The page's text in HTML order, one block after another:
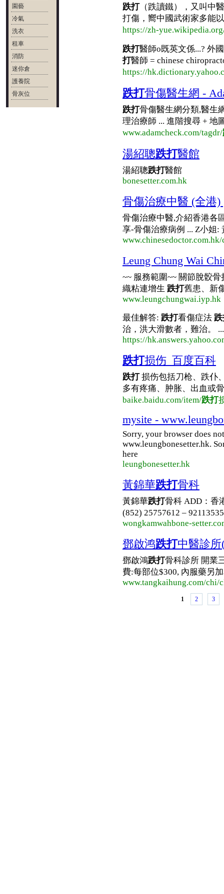
園藝
冷氣
洗衣
租車
消防
迷你倉
護養院
骨灰位
跌打（跌讀鐵），又叫中
打傷，嚮中國武術家多能以
https://zh-
跌打醫師o既英文係...? 外
打醫師 = chinese
https://
跌打骨傷醫生網 -
跌打骨傷醫生網分類,醫生
理治療師 ... 進階搜尋 + 地
www.adamcheck.com/tagdr/
湯紹聰跌打醫館
湯紹聰跌打醫館
bonesetter.com.hk
骨傷治療中醫 (全港)
骨傷治療中醫,介紹香港各
享-骨傷治療病例 ... Z小姐:
Leung Chung Wai
~~ 服務範圍~~ 關節脫骹
織粘連增生 跌打舊患、新
www.leungchungwai.iyp.hk
最佳解答: 跌打看傷症法
治，洪大滑數者，難治。 ...
https://
跌打损伤_百度百科
跌打损伤包括刀枪、跌仆
多有疼痛、肿胀、出血或
baike.baidu.com/item/跌打
mysite -
Sorry, your browser does
www.leungbonesetter.hk.
here
leungbonesetter.hk
黃錦華跌打骨科
黃錦華跌打骨科 ADD：香
(852) 25757612 –
wongkamwahbone-
鄧啟鸿跌打中醫診
鄧啟鴻跌打骨科診所 開業
費:每部位$300, 內服藥另
www.tangkaihung.com/chi/
1 2 3